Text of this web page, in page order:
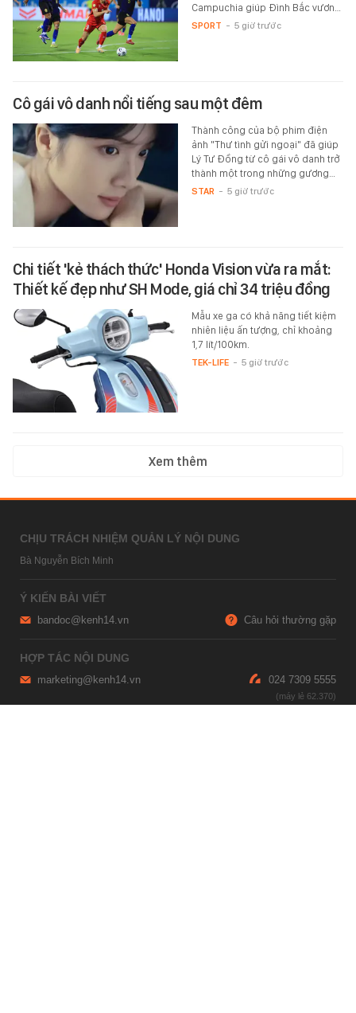
Campuchia giúp Đình Bắc vươn…
SPORT - 5 giờ trước
Cô gái vô danh nổi tiếng sau một đêm
Thành công của bộ phim điện
ảnh "Thư tình gửi ngoại" đã giúp
Lý Tư Đồng từ cô gái vô danh trở
thành một trong những gương…
STAR - 5 giờ trước
Chi tiết 'kẻ thách thức' Honda Vision vừa ra mắt:
Thiết kế đẹp như SH Mode, giá chỉ 34 triệu đồng
Mẫu xe ga có khả năng tiết kiệm
nhiên liệu ấn tượng, chỉ khoảng
1,7 lít/100km.
TEK-LIFE - 5 giờ trước
Xem thêm
CHỊU TRÁCH NHIỆM QUẢN LÝ NỘI DUNG
Bà Nguyễn Bích Minh
Ý KIẾN BÀI VIẾT
bandoc@kenh14.vn Câu hỏi thường gặp
HỢP TÁC NỘI DUNG
marketing@kenh14.vn 024 7309 5555